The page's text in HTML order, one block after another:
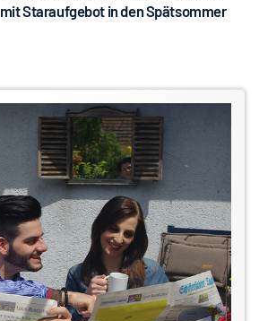
mit Staraufgebot in den Spätsommer